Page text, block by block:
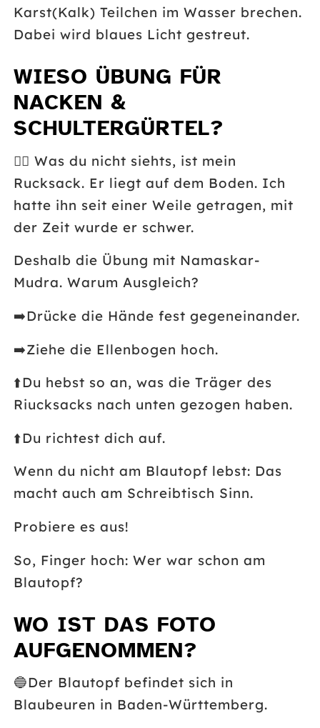
Karst(Kalk) Teilchen im Wasser brechen.
Dabei wird blaues Licht gestreut.
WIESO ÜBUNG FÜR
NACKEN &
SCHULTERGÜRTEL?
🏋️‍♂️ Was du nicht siehts, ist mein
Rucksack. Er liegt auf dem Boden. Ich
hatte ihn seit einer Weile getragen, mit
der Zeit wurde er schwer.
Deshalb die Übung mit Namaskar-
Mudra. Warum Ausgleich?
➡️Drücke die Hände fest gegeneinander.
➡️Ziehe die Ellenbogen hoch.
⬆️Du hebst so an, was die Träger des
Riucksacks nach unten gezogen haben.
⬆️Du richtest dich auf.
Wenn du nicht am Blautopf lebst: Das
macht auch am Schreibtisch Sinn.
Probiere es aus!
So, Finger hoch: Wer war schon am
Blautopf?
WO IST DAS FOTO
AUFGENOMMEN?
🔵Der Blautopf befindet sich in
Blaubeuren in Baden-Württemberg.